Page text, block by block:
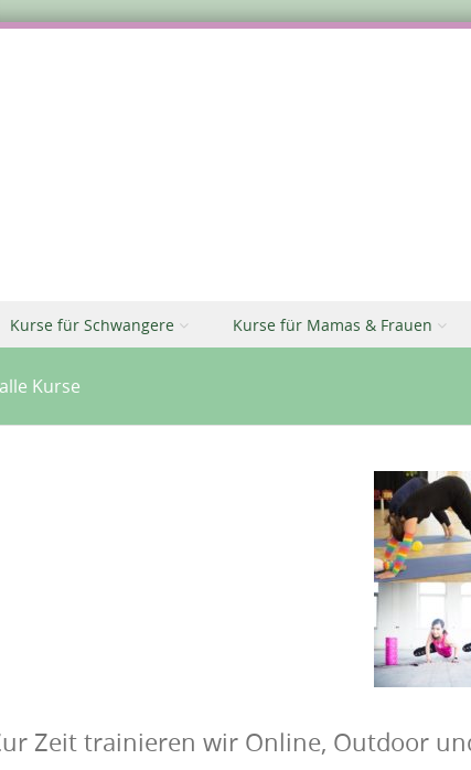
springen
Kurse für Schwangere Kurse für Mamas & Frauen
alle Kurse
Zeit trainieren wir Online, Outdoor